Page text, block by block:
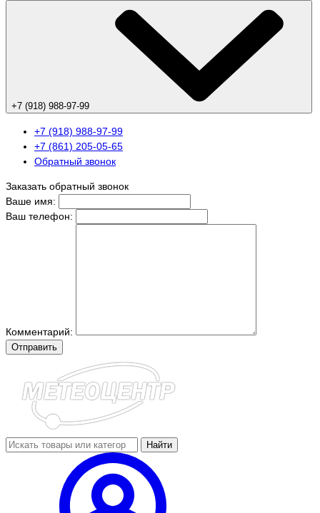
+7 (918) 988-97-99
+7 (918) 988-97-99
+7 (861) 205-05-65
Обратный звонок
Заказать обратный звонок
Ваше имя:
Ваш телефон:
Комментарий:
Отправить
Найти